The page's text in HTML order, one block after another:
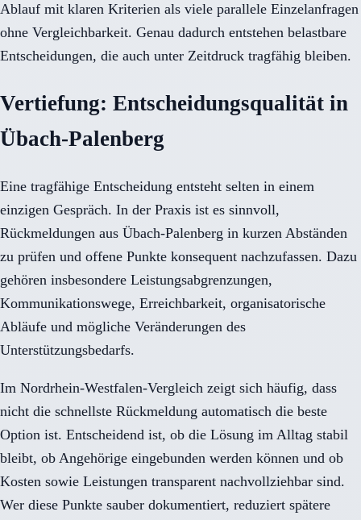
Ablauf mit klaren Kriterien als viele parallele Einzelanfragen
ohne Vergleichbarkeit. Genau dadurch entstehen belastbare
Entscheidungen, die auch unter Zeitdruck tragfähig bleiben.
Vertiefung: Entscheidungsqualität in
Übach-Palenberg
Eine tragfähige Entscheidung entsteht selten in einem
einzigen Gespräch. In der Praxis ist es sinnvoll,
Rückmeldungen aus Übach-Palenberg in kurzen Abständen
zu prüfen und offene Punkte konsequent nachzufassen. Dazu
gehören insbesondere Leistungsabgrenzungen,
Kommunikationswege, Erreichbarkeit, organisatorische
Abläufe und mögliche Veränderungen des
Unterstützungsbedarfs.
Im Nordrhein-Westfalen-Vergleich zeigt sich häufig, dass
nicht die schnellste Rückmeldung automatisch die beste
Option ist. Entscheidend ist, ob die Lösung im Alltag stabil
bleibt, ob Angehörige eingebunden werden können und ob
Kosten sowie Leistungen transparent nachvollziehbar sind.
Wer diese Punkte sauber dokumentiert, reduziert spätere